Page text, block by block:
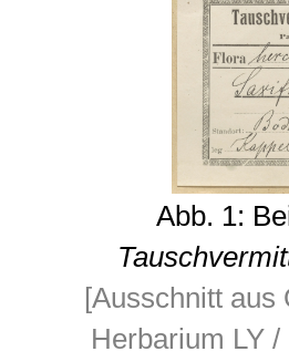
Abb. 1:
[Ausschnitt
Herbarium LY